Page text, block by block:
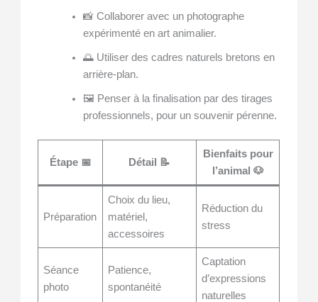
📸 Collaborer avec un photographe
expérimenté en art animalier.
🌅 Utiliser des cadres naturels bretons en
arrière-plan.
🖼️ Penser à la finalisation par des tirages
professionnels, pour un souvenir pérenne.
Étape 📅 Détail 📝
Bienfaits pour
l’animal 🐶
Préparation
Choix du lieu,
matériel,
accessoires
Réduction du
stress
Séance
photo
Patience,
spontanéité
Captation
d’expressions
naturelles